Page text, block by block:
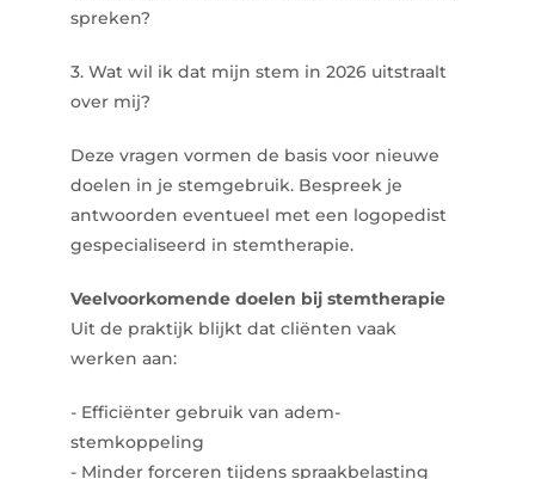
spreken?
3. Wat wil ik dat mijn stem in 2026 uitstraalt
over mij?
Deze vragen vormen de basis voor nieuwe
doelen in je stemgebruik. Bespreek je
antwoorden eventueel met een logopedist
gespecialiseerd in stemtherapie.
Veelvoorkomende doelen bij stemtherapie
Uit de praktijk blijkt dat cliënten vaak
werken aan:
- Efficiënter gebruik van adem-
stemkoppeling
- Minder forceren tijdens spraakbelasting